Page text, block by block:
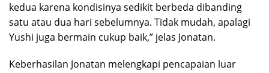
kedua karena kondisinya sedikit berbeda dibanding
satu atau dua hari sebelumnya. Tidak mudah, apalagi
Yushi juga bermain cukup baik,” jelas Jonatan.
Keberhasilan Jonatan melengkapi pencapaian luar